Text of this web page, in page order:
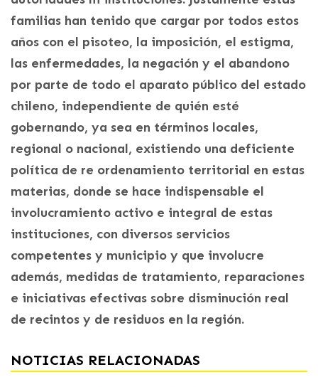
familias han tenido que cargar por todos estos
años con el pisoteo, la imposición, el estigma,
las enfermedades, la negación y el abandono
por parte de todo el aparato público del estado
chileno, independiente de quién esté
gobernando, ya sea en términos locales,
regional o nacional, existiendo una deficiente
política de re ordenamiento territorial en estas
materias, donde se hace indispensable el
involucramiento activo e integral de estas
instituciones, con diversos servicios
competentes y municipio y que involucre
además, medidas de tratamiento, reparaciones
e iniciativas efectivas sobre disminución real
de recintos y de residuos en la región.
NOTICIAS RELACIONADAS